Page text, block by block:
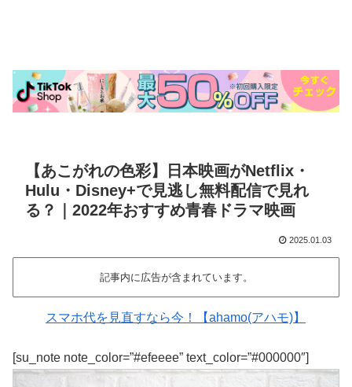
【あこがれの色彩】日本映画がNetflix・
Hulu・Disney+で見逃し無料配信で見れ
る？｜2022年おすすめ青春ドラマ映画
2025.01.03
記事内に広告が含まれています。
スマホ代を見直すなら今！【ahamo(アハモ)】
[su_note note_color=”#efeeee” text_color=”#000000″]